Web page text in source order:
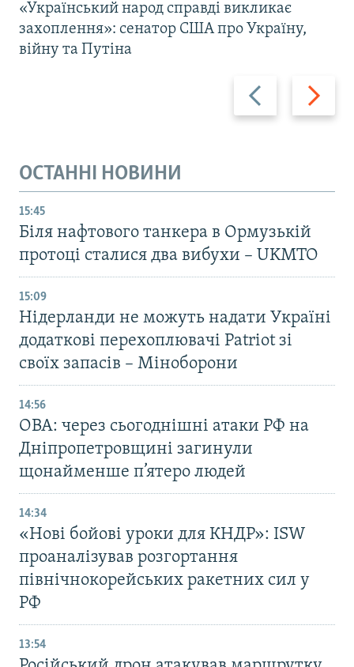
Назад Вперед
«Український народ справді викликає
захоплення»: сенатор США про Україну,
війну та Путіна
ОСТАННІ НОВИНИ
15:45
Біля нафтового танкера в Ормузькій
протоці сталися два вибухи – UKMTO
15:09
Нідерланди не можуть надати Україні
додаткові перехоплювачі Patriot зі
своїх запасів – Міноборони
14:56
ОВА: через сьогоднішні атаки РФ на
Дніпропетровщині загинули
щонайменше п’ятеро людей
14:34
«Нові бойові уроки для КНДР»: ISW
проаналізував розгортання
північнокорейських ракетних сил у
РФ
13:54